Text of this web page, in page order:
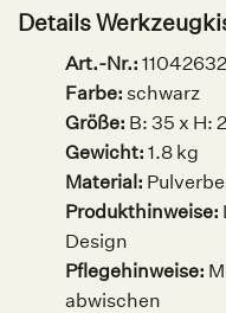
Details
Art.-Nr.:
Farbe: schwarz
Größe: B: 35 x H:
Gewicht: 1.8 kg
Material:
Produkthinweise:
Design
Pflegehinweise:
abwischen